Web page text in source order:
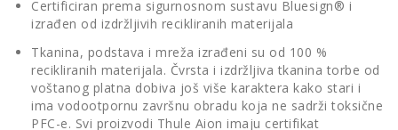
Certificiran prema sigurnosnom sustavu Bluesign® i
izrađen od izdržljivih recikliranih materijala
Tkanina, podstava i mreža izrađeni su od 100 %
recikliranih materijala. Čvrsta i izdržljiva tkanina torbe od
voštanog platna dobiva još više karaktera kako stari i
ima vodootpornu završnu obradu koja ne sadrži toksične
PFC-e. Svi proizvodi Thule Aion imaju certifikat